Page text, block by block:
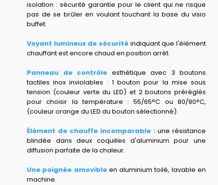
isolation : sécurité garantie pour le client qui ne risque
pas de se brûler en voulant touchant la base du visio
buffet.
Voyant lumineux de sécurité indiquant que l'élément
chauffant est encore chaud en position arrêt.
Panneau de contrôle esthétique avec 3 boutons
tactiles inox inviolables : 1 bouton pour la mise sous
tension (couleur verte du LED) et 2 boutons préréglés
pour choisir la température : 55/65°C ou 80/90°C,
(couleur orange du LED du bouton sélectionné).
Élément de chauffe incomparable : une résistance
blindée dans deux coquilles d'aluminium pour une
diffusion parfaite de la chaleur.
Une poignée amovibleen aluminium toilé, lavable en
machine.